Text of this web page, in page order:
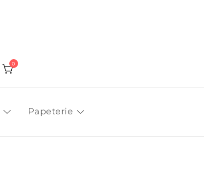
0
Papeterie